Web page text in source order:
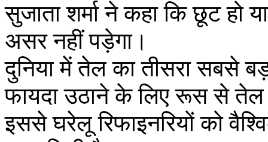
सुजाता शर्मा ने कहा कि छूट
असर नहीं पड़ेगा।
दुनिया में तेल का तीसरा सबसे
फायदा उठाने के लिए रूस से तेल
इससे घरेलू रिफाइनरियों को